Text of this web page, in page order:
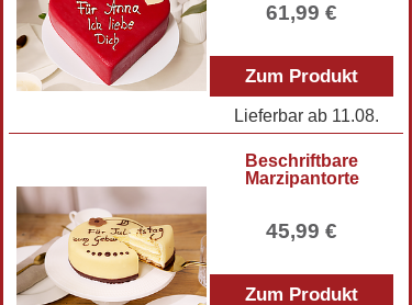
61,99 €
Zum Produkt
Lieferbar ab 11.08.
Beschriftbare
Marzipantorte
45,99 €
Zum Produkt